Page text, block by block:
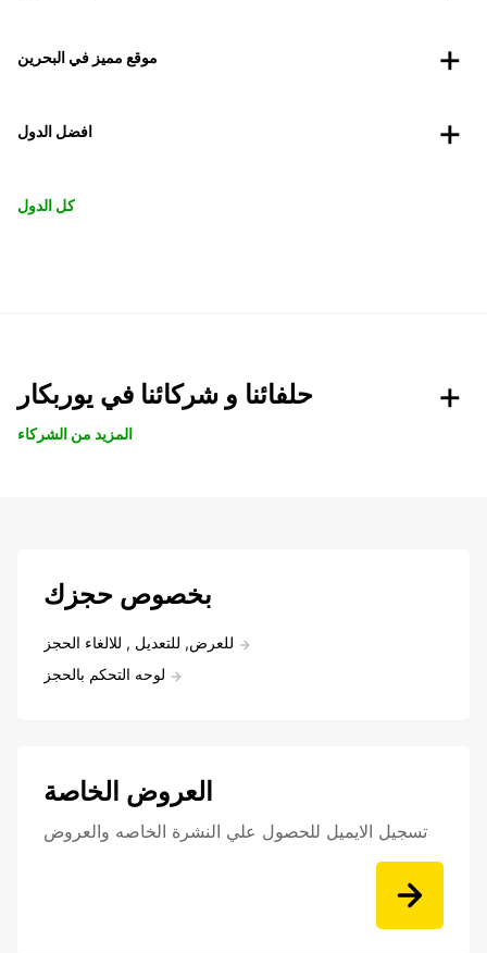
موقع مميز في البحرين
افضل الدول
كل الدول
حلفائنا و شركائنا في يوربكار
المزيد من الشركاء
بخصوص حجزك
للعرض, للتعديل , للالغاء الحجز
لوحه التحكم بالحجز
العروض الخاصة
تسجيل الايميل للحصول علي النشرة الخاصه والعروض